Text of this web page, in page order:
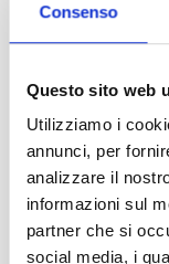
Consenso
Questo sito web
Utilizziamo i
annunci, per
analizzare il
informazioni sul
partner che si
social media, i